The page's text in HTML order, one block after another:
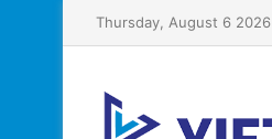
Thursday, August 6 2026